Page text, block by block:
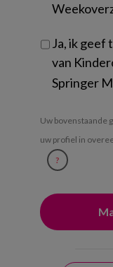
Ja, ik geef
van
Springer
Uw bovenstaande
uw profiel in
?